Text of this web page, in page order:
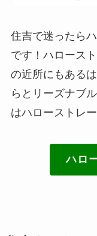
住吉で迷ったら
です！ハロース
の近所にもある
らとリーズナブ
はハローストレ
ハロ